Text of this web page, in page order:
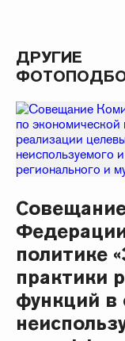
ДРУГИЕ
политике
практики
функций в